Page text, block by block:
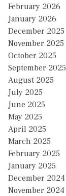
February 2026
January 2026
December 2025
November 2025
October 2025
September 2025
August 2025
July 2025
June 2025
May 2025
April 2025
March 2025
February 2025
January 2025
December 2024
November 2024